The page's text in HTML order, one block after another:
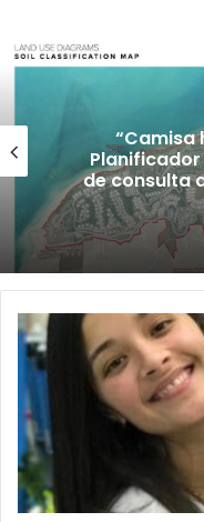
“Camisa
de consulta
Familiares
de
Keishla
Rodríguez
solicitan
ayuda
para
cubrir
sus